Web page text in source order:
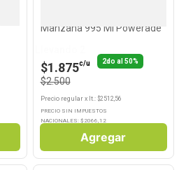
Manzana 995 Ml Powerade
$1.875c/u 2do al 50%
$2.500
Precio regularx lt.: $2512,56
PRECIO SIN IMPUESTOS
NACIONALES: $ 2066,12
Agregar